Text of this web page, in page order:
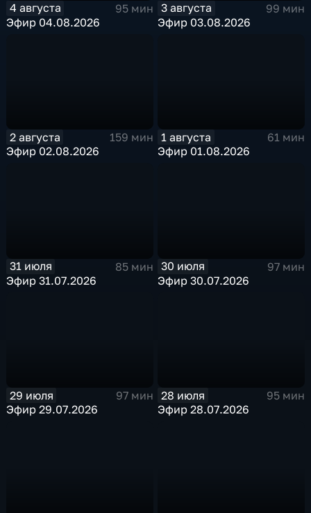
4 августа
95 мин
Эфир 04.08.2026
3 августа
99 мин
Эфир 03.08.2026
2 августа
159 мин
Эфир 02.08.2026
1 августа
61 мин
Эфир 01.08.2026
31 июля
85 мин
Эфир 31.07.2026
30 июля
97 мин
Эфир 30.07.2026
29 июля
97 мин
Эфир 29.07.2026
28 июля
95 мин
Эфир 28.07.2026